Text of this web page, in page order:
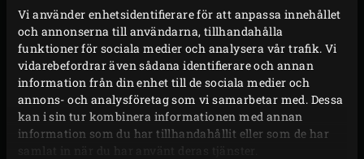
Vi använder enhetsidentifierare för att anpassa innehållet
och annonserna till användarna, tillhandahålla
funktioner för sociala medier och analysera vår trafik. Vi
vidarebefordrar även sådana identifierare och annan
information från din enhet till de sociala medier och
annons- och analysföretag som vi samarbetar med. Dessa
kan i sin tur kombinera informationen med annan
information som du har tillhandahållit eller som de har
samlat in när du har använt deras tjänster.
Vill du utnyttja EGGet till max? Då är Large din perfekta
match, för det är modellen som det finns flest tillbehör
till. Och därmed är möjligheterna med denna
allroundgrill, precis som namnet säger, ”Large”. Du
kommer själv tänka ut anledningar att bjuda in till ett
spontant Big Green Egg-party!